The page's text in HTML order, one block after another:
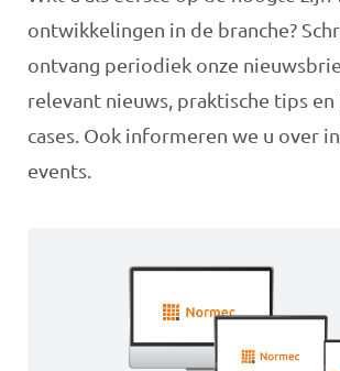
ontwikkelingen in de branche?
ontvang periodiek onze
relevant nieuws, praktische tips
cases. Ook informeren we u over
events.